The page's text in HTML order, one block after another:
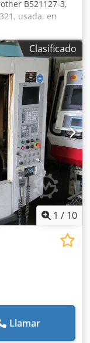
B521127-3,
usada, en
Crodpfx Asi
Clasificado
1 / 10
Llamar